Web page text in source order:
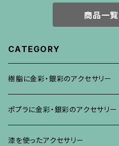
商品一
CATEGORY
樹脂に金彩・銀彩のアクセサリー
ブローチ
イヤリング・ピアス
ポプラに金彩・銀彩のアクセサリー
ブローチ
漆を使ったアクセサリー